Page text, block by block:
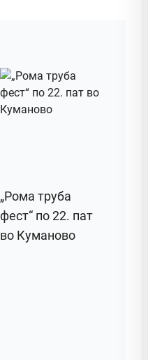
„Рома труба
фест“ по 22. пат
во Куманово